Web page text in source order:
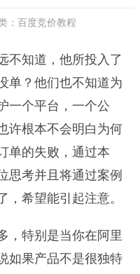
： 百度竞价教程
不知道，他所投入了
单？他们也不知道为
一个平台，一个公
许根本不会明白为何
单的失败，通过本
思考并且将通过案例
希望能引起注意。
，特别是当你在阿里
如果产品不是很独特